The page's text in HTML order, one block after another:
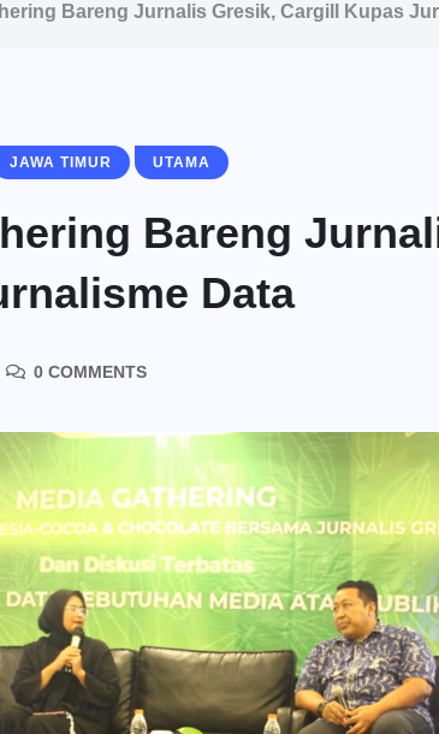
Bareng Jurnalis Gresik, Cargill Kupas
JAWA TIMUR UTAMA
Bareng
Data
0 COMMENTS